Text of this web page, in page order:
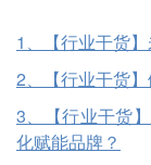
1、【行业干货
2、【行业干货
3、【行业干货
化赋能品牌？